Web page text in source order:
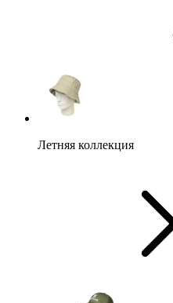
Летняя коллекция